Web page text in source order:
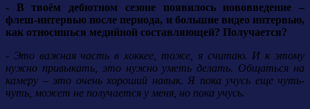
- В твоём дебютном сезоне появилось нововведение –
флеш-интервью после периода, и большие видео интервью,
как относишься медийной составляющей? Получается?
- Это важная часть в хоккее, тоже, я считаю. И к этому
нужно привыкать, это нужно уметь делать. Общаться на
камеру – это очень хороший навык. Я пока учусь еще чуть-
чуть, может не получается у меня, но пока учусь.